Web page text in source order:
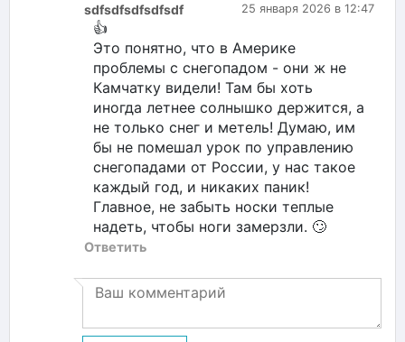
25 января 2026 в 12:47
sdfsdfsdfsdfsdf
👍
Это понятно, что в Америке
проблемы с снегопадом - они ж не
Камчатку видели! Там бы хоть
иногда летнее солнышко держится, а
не только снег и метель! Думаю, им
бы не помешал урок по управлению
снегопадами от России, у нас такое
каждый год, и никаких паник!
Главное, не забыть носки теплые
надеть, чтобы ноги замерзли. 🙄
Ответить